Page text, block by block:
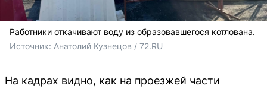
Работники откачивают воду из образовавшегося котлована.
Источник: Анатолий Кузнецов / 72.RU
На кадрах видно, как на проезжей части